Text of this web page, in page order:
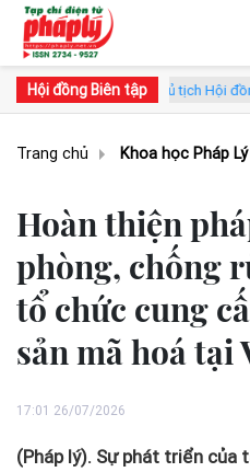
Hội đồng Biên tập
Lý - Phó Chủ tịch Hội đồng
Trang chủ Khoa học Pháp Lý
Hoàn thiện
phòng, chống
tổ chức cung
sản mã hoá tại
17:01 26/07/2026
(Pháp lý). Sự phát triển của